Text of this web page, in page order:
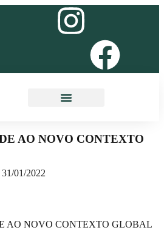
AO NOVO CONTEXTO
31/01/2022
AO NOVO CONTEXTO GLOBAL